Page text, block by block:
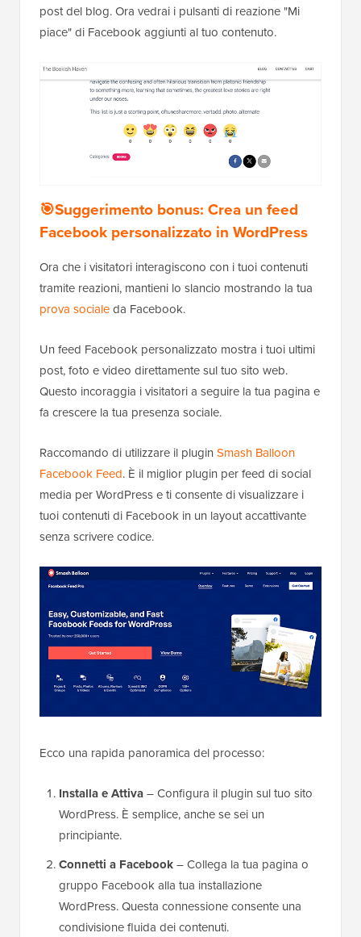
post del blog. Ora vedrai i pulsanti di reazione "Mi
piace" di Facebook aggiunti al tuo contenuto.
🎯Suggerimento bonus: Crea un feed
Facebook personalizzato in WordPress
Ora che i visitatori interagiscono con i tuoi contenuti
tramite reazioni, mantieni lo slancio mostrando la tua
prova socialeda Facebook.
Un feed Facebook personalizzato mostra i tuoi ultimi
post, foto e video direttamente sul tuo sito web.
Questo incoraggia i visitatori a seguire la tua pagina e
fa crescere la tua presenza sociale.
Raccomando di utilizzare il plugin Smash Balloon
Facebook Feed. È il miglior plugin per feed di social
media per WordPress e ti consente di visualizzare i
tuoi contenuti di Facebook in un layout accattivante
senza scrivere codice.
Ecco una rapida panoramica del processo:
Installa e Attiva– Configura il plugin sul tuo sito
WordPress. È semplice, anche se sei un
principiante.
Connetti a Facebook– Collega la tua pagina o
gruppo Facebook alla tua installazione
WordPress. Questa connessione consente una
condivisione fluida dei contenuti.